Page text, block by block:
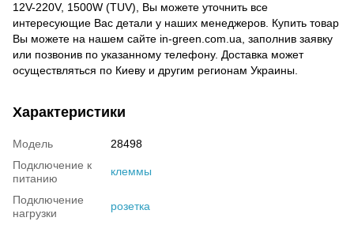
12V-220V, 1500W (TUV), Вы можете уточнить все
интересующие Вас детали у наших менеджеров. Купить товар
Вы можете на нашем сайте in-green.com.ua, заполнив заявку
или позвонив по указанному телефону. Доставка может
осуществляться по Киеву и другим регионам Украины.
Характеристики
Модель
28498
Подключение к
питанию
клеммы
Подключение
нагрузки
розетка